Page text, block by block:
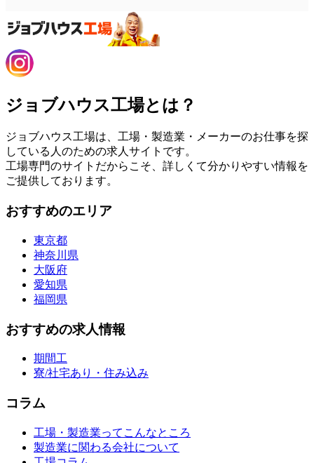
ジョブハウス工場とは？
ジョブハウス工場は、工場・製造業・メーカーのお仕事を探
している人のための求人サイトです。
工場専門のサイトだからこそ、詳しくて分かりやすい情報を
ご提供しております。
おすすめのエリア
東京都
神奈川県
大阪府
愛知県
福岡県
おすすめの求人情報
期間工
寮/社宅あり・住み込み
コラム
工場・製造業ってこんなところ
製造業に関わる会社について